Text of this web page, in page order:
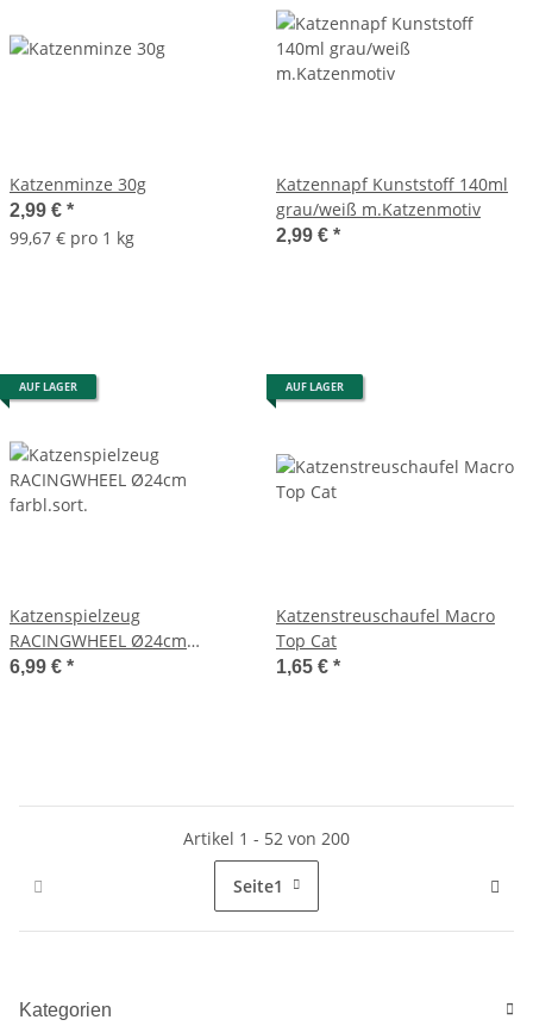
Katzenminze 30g
2,99 € *
99,67 € pro 1 kg
Katzennapf Kunststoff 140ml
grau/weiß m.Katzenmotiv
2,99 € *
AUF LAGER
Katzenspielzeug
RACINGWHEEL Ø24cm
farbl.sort.
6,99 € *
AUF LAGER
Katzenstreuschaufel Macro
Top Cat
1,65 € *
Artikel 1 - 52 von 200
Seite1
Kategorien